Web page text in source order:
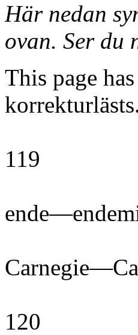
Här nedan
ovan. Ser du
This page has
119
120